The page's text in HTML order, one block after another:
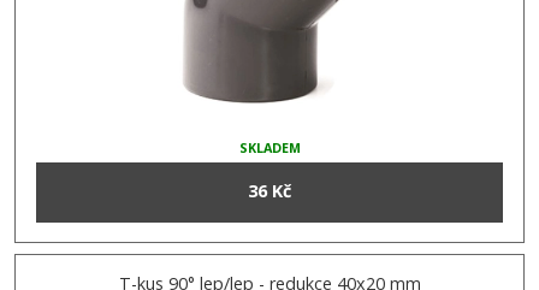
SKLADEM
36 Kč
T-kus 90° lep/lep - redukce 40x20 mm